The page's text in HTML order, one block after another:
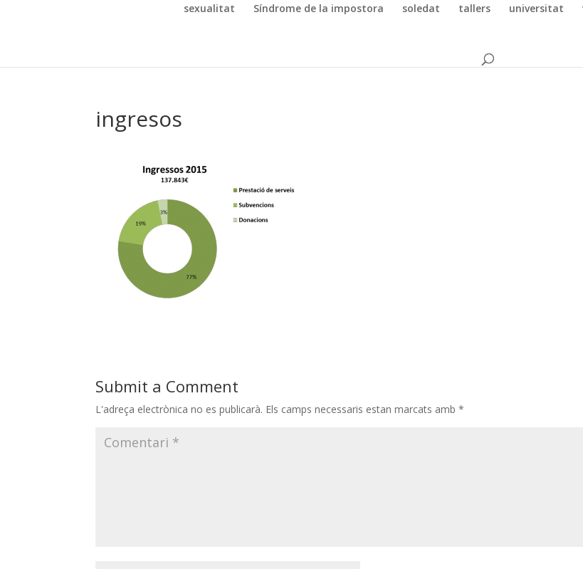
sexualitat Síndrome de la impostora soledat tallers universitat
ingresos
Submit a Comment
L'adreça electrònica no es publicarà. Els camps necessaris estan marcats amb*